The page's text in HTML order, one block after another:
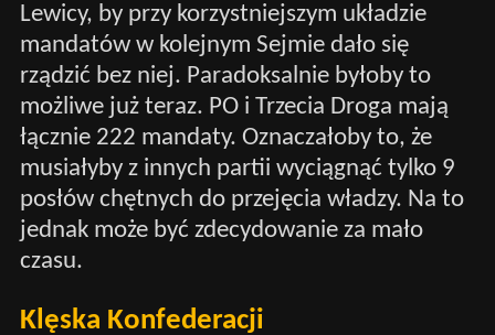
Lewicy, by przy korzystniejszym układzie
mandatów w kolejnym Sejmie dało się
rządzić bez niej. Paradoksalnie byłoby to
możliwe już teraz. PO i Trzecia Droga mają
łącznie 222 mandaty. Oznaczałoby to, że
musiałyby z innych partii wyciągnąć tylko 9
posłów chętnych do przejęcia władzy. Na to
jednak może być zdecydowanie za mało
czasu.
Klęska Konfederacji